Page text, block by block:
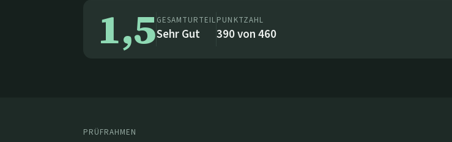
1,5GESAMTURTEIL
Sehr Gut
PUNKTZAHL
390von460
PRÜFRAHMEN